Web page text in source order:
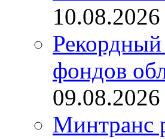
фондов
Минтранс